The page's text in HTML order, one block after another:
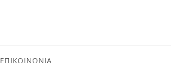
ΕΠΙΚΟΙΝΩΝΙΑ